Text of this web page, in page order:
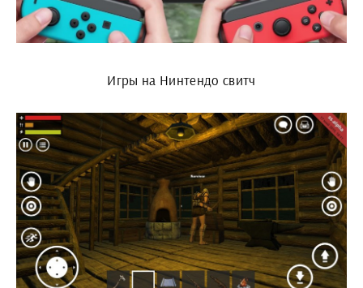
Игры на Нинтендо свитч